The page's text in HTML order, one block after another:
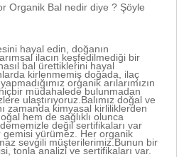
Organik Bal nedir diye ? Şöyle
hayal edin, doğanın
ilacın keşfedilmediği bir
bal ürettiklerini hayal
kirlenmemiş doğada, ilaç
organik arılarımızın
müdahalede bulunmadan
ulaştırıyoruz.Balımız doğal ve
zamanda kimyasal kirliliklerden
hem de sağlıklı olunca
değil sertifikaları var
gemisi yürümez. Her organik
sevgili müşterilerimiz.Bunun bir
tonla analizi ve sertifikaları var.